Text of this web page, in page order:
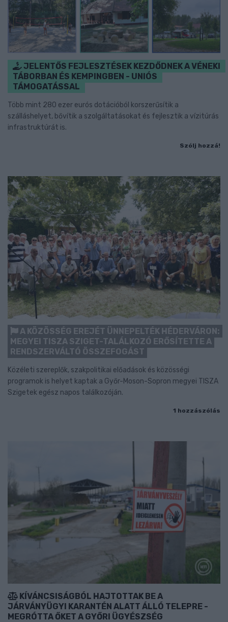
JELENTŐS FEJLESZTÉSEK KEZDŐDNEK A VÉNEKI
TÁBORBAN ÉS KEMPINGBEN - UNIÓS
TÁMOGATÁSSAL
Több mint 280 ezer eurós dotációból korszerűsítik a
szálláshelyet, bővítik a szolgáltatásokat és fejlesztik a vízitúrás
infrastruktúrát is.
Szólj hozzá!
A KÖZÖSSÉG EREJÉT ÜNNEPELTÉK HÉDERVÁRON:
MEGYEI TISZA SZIGET-TALÁLKOZÓ ERŐSÍTETTE A
RENDSZERVÁLTÓ ÖSSZEFOGÁST
Közéleti szereplők, szakpolitikai előadások és közösségi
programok is helyet kaptak a Győr-Moson-Sopron megyei TISZA
Szigetek egész napos találkozóján.
1 hozzászólás
KÍVÁNCSISÁGBÓL HAJTOTTAK BE A
JÁRVÁNYÜGYI KARANTÉN ALATT ÁLLÓ TELEPRE -
MEGRÓTTA ŐKET A GYŐRI ÜGYÉSZSÉG